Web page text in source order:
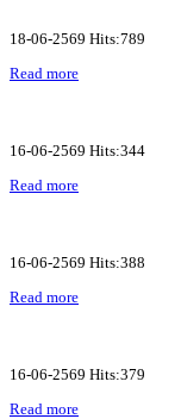
18-06-2569 Hits:789
Read more
16-06-2569 Hits:344
Read more
16-06-2569 Hits:388
Read more
16-06-2569 Hits:379
Read more